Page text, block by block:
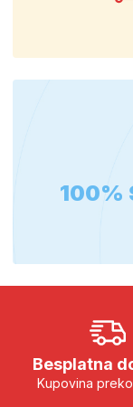
100%
Besplatna
Kupovina